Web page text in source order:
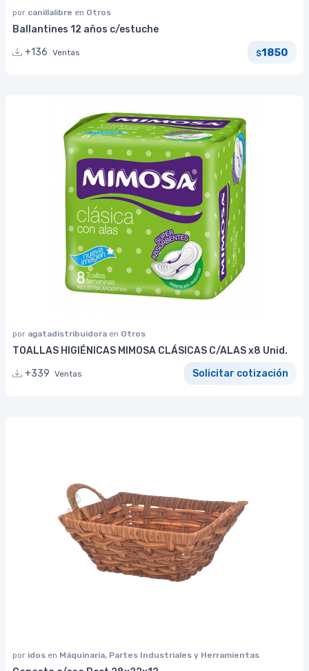
por canillalibre en Otros
Ballantines 12 años c/estuche
+136 Ventas $1850
por agatadistribuidora en Otros
TOALLAS HIGIÉNICAS MIMOSA CLÁSICAS C/ALAS x8 Unid.
+339 Ventas Solicitar cotización
por idos en Máquinaria, Partes Industriales y Herramientas